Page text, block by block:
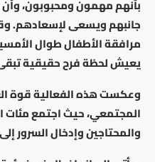
بأنهم مهمون ومحبوبون،
جانبهم ويسعى لإسعادهم.
مرافقة الأطفال طوال
يعيش لحظة فرح حقيقية
وعكست هذه الفعالية قوة
المجتمعي، حيث اجتمع مئات
والمحتاجين وإدخال السرور